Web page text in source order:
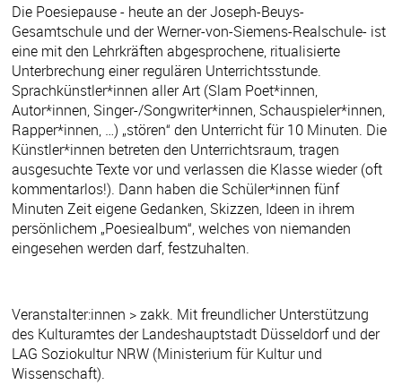
Die Poesiepause - heute an der Joseph-Beuys-
Gesamtschule und der Werner-von-Siemens-Realschule- ist
eine mit den Lehrkräften abgesprochene, ritualisierte
Unterbrechung einer regulären Unterrichtsstunde.
Sprachkünstler*innen aller Art (Slam Poet*innen,
Autor*innen, Singer-/Songwriter*innen, Schauspieler*innen,
Rapper*innen, …) „stören“ den Unterricht für 10 Minuten. Die
Künstler*innen betreten den Unterrichtsraum, tragen
ausgesuchte Texte vor und verlassen die Klasse wieder (oft
kommentarlos!). Dann haben die Schüler*innen fünf
Minuten Zeit eigene Gedanken, Skizzen, Ideen in ihrem
persönlichem „Poesiealbum“, welches von niemanden
eingesehen werden darf, festzuhalten.
Veranstalter:innen > zakk. Mit freundlicher Unterstützung
des Kulturamtes der Landeshauptstadt Düsseldorf und der
LAG Soziokultur NRW (Ministerium für Kultur und
Wissenschaft).